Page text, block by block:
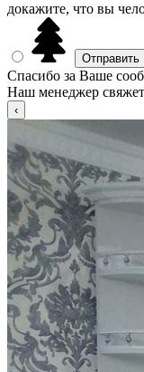
докажите, что вы
Спасибо за Ваше
Наш менеджер